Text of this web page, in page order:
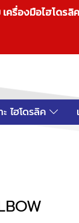
รื่องมือไฮโด
ไฮโดรลิค